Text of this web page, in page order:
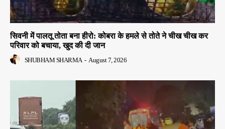
सिवनी में पालतू तोता बना हीरो: कोबरा के हमले से तोते ने चीख चीख कर
परिवार को बचाया, खुद की दी जान
SHUBHAM SHARMA - August 7, 2026